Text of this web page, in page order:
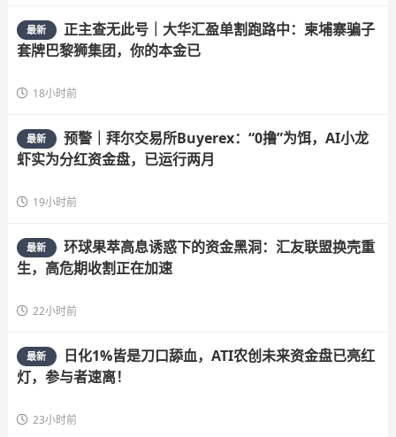
最新
正主查无此号｜大华汇盈单割跑路中：柬埔寨骗子
套牌巴黎狮集团，你的本金已
18小时前
最新
预警｜拜尔交易所Buyerex：“0撸”为饵，AI小龙
虾实为分红资金盘，已运行两月
19小时前
最新
环球果萃高息诱惑下的资金黑洞：汇友联盟换壳重
生，高危期收割正在加速
22小时前
最新
日化1%皆是刀口舔血，ATI农创未来资金盘已亮红
灯，参与者速离！
23小时前